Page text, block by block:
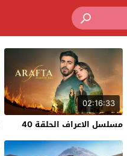
02:16:33
مسلسل الاعراف الحلقة 40